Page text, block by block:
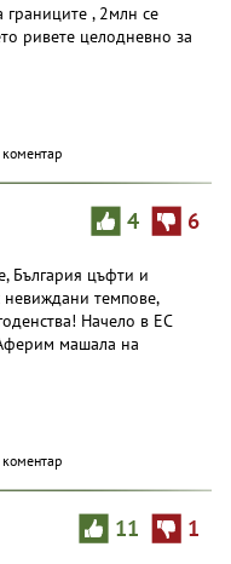
границите , 2млн се
ривете целодневно за
4 6
България цъфти и
невиждани темпове,
Начело в ЕС
машала на
11 1